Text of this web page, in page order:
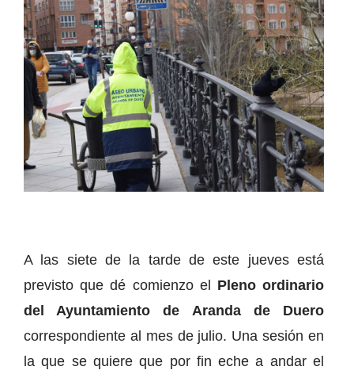
A las siete de la tarde de este jueves está
previsto que dé comienzo el Pleno ordinario
del Ayuntamiento de Aranda de Duero
correspondiente al mes de julio. Una sesión en
la que se quiere que por fin eche a andar el